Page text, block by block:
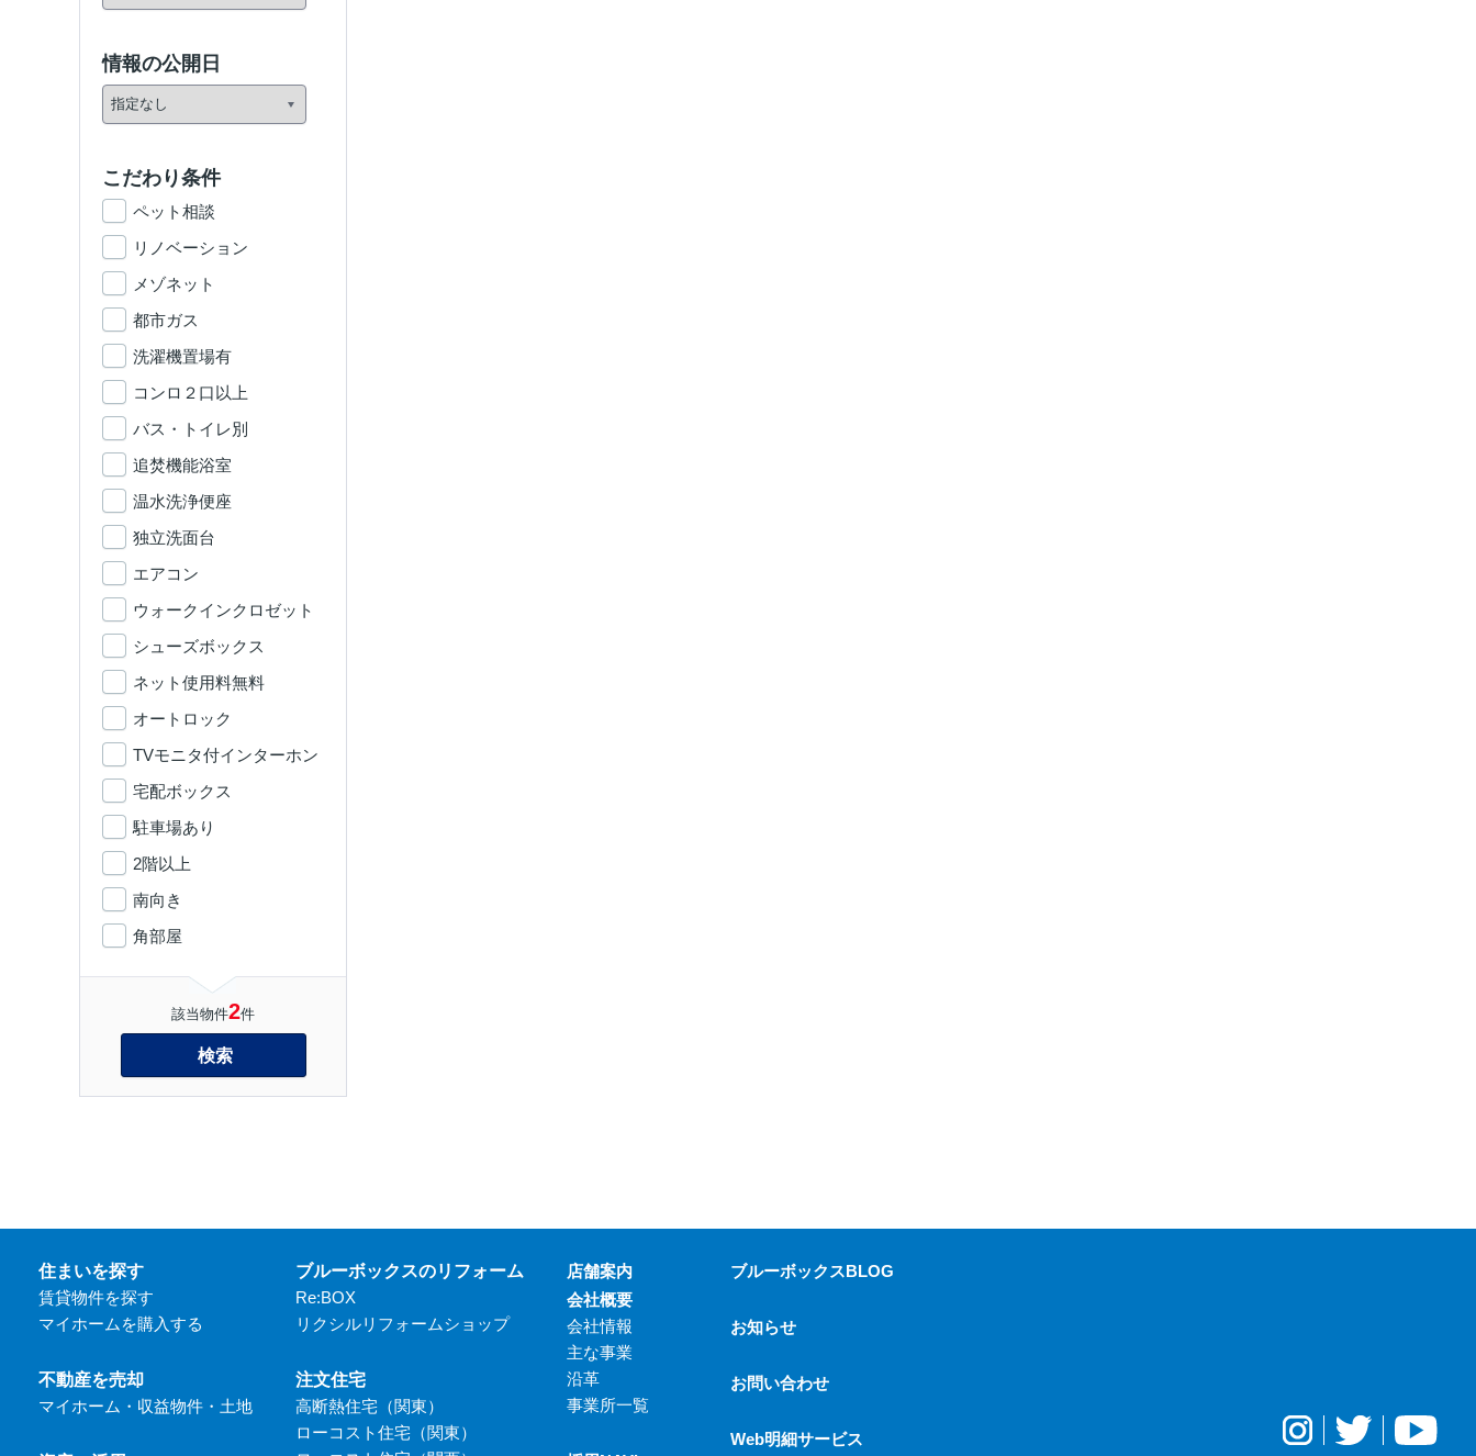
情報の公開日
こだわり条件
ペット相談
リノベーション
メゾネット
都市ガス
洗濯機置場有
コンロ２口以上
バス・トイレ別
追焚機能浴室
温水洗浄便座
独立洗面台
エアコン
ウォークインクロゼット
シューズボックス
ネット使用料無料
オートロック
TVモニタ付インターホン
宅配ボックス
駐車場あり
2階以上
南向き
角部屋
該当物件2件
検索
住まいを探す
賃貸物件を探す
マイホームを購入する
不動産を売却
マイホーム・収益物件・土地
ブルーボックスのリフォーム
Re:BOX
リクシルリフォームショップ
注文住宅
高断熱住宅（関東）
ローコスト住宅（関東）
店舗案内
会社概要
会社情報
主な事業
沿革
事業所一覧
ブルーボックスBLOG
お知らせ
お問い合わせ
Web明細サービス